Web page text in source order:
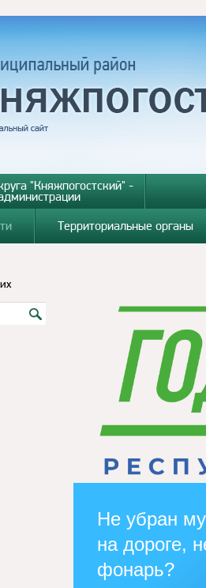
"Княжпогостский" -
Территориальные органы
Не убран
на дороге,
фонарь?